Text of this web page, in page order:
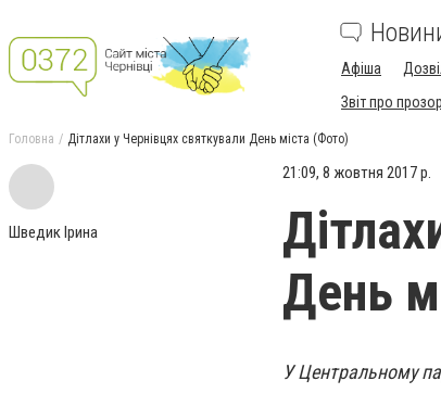
Афіша
Звіт про
Головна Дітлахи у Чернівцях святкували День міста (Фото)
Шведик Ірина
21:09, 8 жовтня 2017 р.
День
У Центральному